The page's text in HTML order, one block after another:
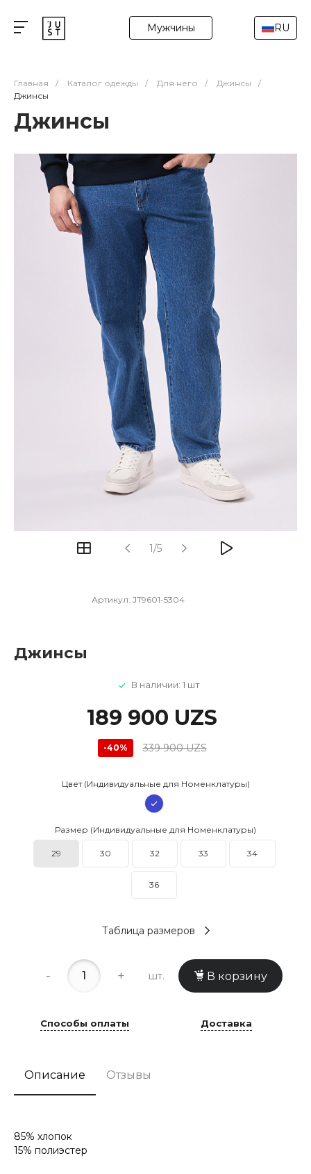
Мужчины RU
Главная / Каталог одежды / Для него / Джинсы
/
Джинсы
Джинсы
1/5
Артикул: JT9601-5304
Джинсы
В наличии: 1 шт
189 900 UZS
-40% 339 900 UZS
Цвет (Индивидуальные для Номенклатуры)
Размер (Индивидуальные для Номенклатуры)
29 30 32 33 34
36
Таблица размеров
- + шт. В корзину
Способы оплаты Доставка
Описание Отзывы
85% хлопок
15% полиэстер